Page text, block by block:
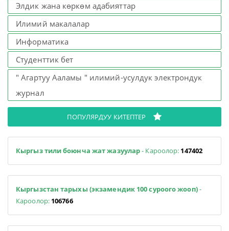
Элдик жана көркөм адабияттар
Илимий макалалар
Информатика
Студенттик бет
" Агартуу Ааламы " илимий-усулдук электрондук
журнал
ПОПУЛЯРДУУ КИТЕПТЕР
Кыргыз тили боюнча жат жазуулар- Кароолор: 147402
Кыргызстан тарыхы (экзамендик 100 суроого жооп)-
Кароолор: 106766